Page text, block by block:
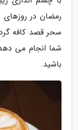
رمضان در
سحر قصد کافه
شما انجام می
باشید.